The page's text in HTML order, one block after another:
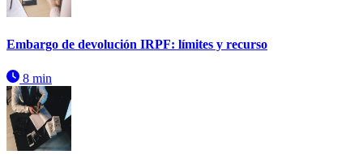
Embargo de devolución IRPF: límites y recurso
8 min